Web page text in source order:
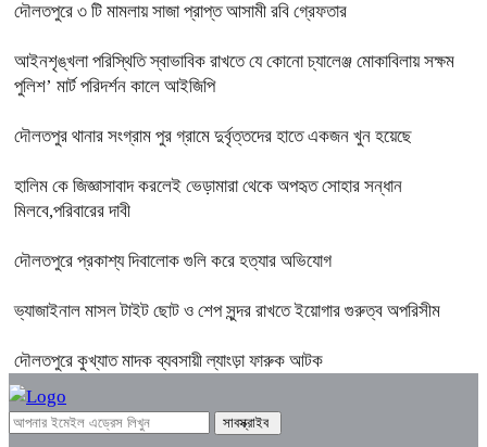
দৌলতপুরে ৩ টি মামলায় সাজা প্রাপ্ত আসামী রবি গ্রেফতার
আইনশৃঙ্খলা পরিস্থিতি স্বাভাবিক রাখতে যে কোনো চ্যালেঞ্জ মোকাবিলায় সক্ষম
পুলিশ’ মার্ট পরিদর্শন কালে আইজিপি
দৌলতপুর থানার সংগ্রাম পুর গ্রামে দুর্বৃত্তদের হাতে একজন খুন হয়েছে
হালিম কে জিজ্ঞাসাবাদ করলেই ভেড়ামারা থেকে অপহৃত সোহার সন্ধান
মিলবে,পরিবারের দাবী
দৌলতপুরে প্রকাশ্য দিবালোক গুলি করে হত্যার অভিযোগ
ভ্যাজাইনাল মাসল টাইট ছোট ও শেপ সুন্দর রাখতে ইয়োগার গুরুত্ব অপরিসীম
দৌলতপুরে কুখ্যাত মাদক ব্যবসায়ী ল্যাংড়া ফারুক আটক